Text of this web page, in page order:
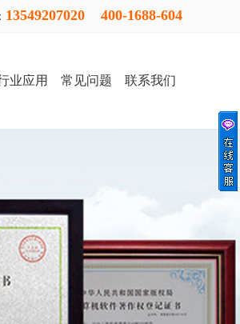
13549207020 400-1688-604
业应用 常见问题 联系我们